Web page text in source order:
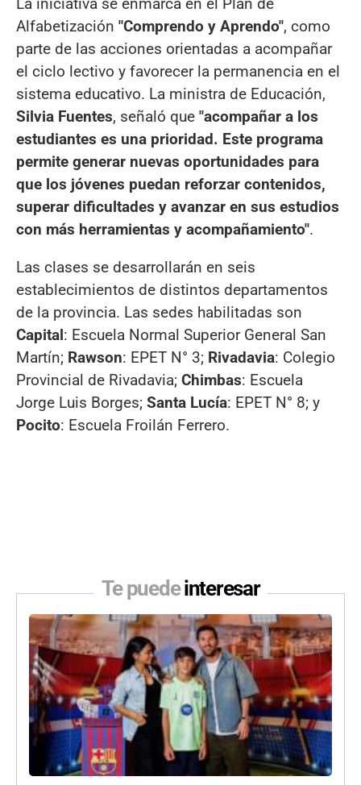
Alfabetización "Comprendo y Aprendo", como
parte de las acciones orientadas a acompañar
el ciclo lectivo y favorecer la permanencia en el
sistema educativo. La ministra de Educación,
Silvia Fuentes, señaló que "acompañar a los
estudiantes es una prioridad. Este programa
permite generar nuevas oportunidades para
que los jóvenes puedan reforzar contenidos,
superar dificultades y avanzar en sus estudios
con más herramientas y acompañamiento".
Las clases se desarrollarán en seis
establecimientos de distintos departamentos
de la provincia. Las sedes habilitadas son
Capital: Escuela Normal Superior General San
Martín; Rawson: EPET N° 3; Rivadavia: Colegio
Provincial de Rivadavia; Chimbas: Escuela
Jorge Luis Borges; Santa Lucía: EPET N° 8; y
Pocito: Escuela Froilán Ferrero.
Te puedeinteresar